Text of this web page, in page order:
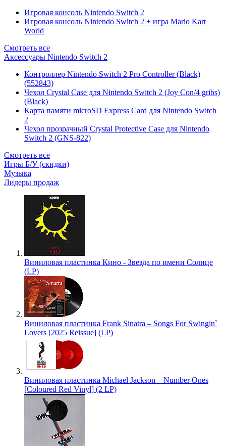
Игровая консоль Nintendo Switch 2
Игровая консоль Nintendo Switch 2 + игра Mario Kart
World
Смотреть все
Аксессуары Nintendo Switch 2
Контроллер Nintendo Switch 2 Pro Controller (Black)
(552843)
Чехол Сrystal Сase для Nintendo Switch 2 (Joy Con/4 gribs)
(Black)
Карта памяти microSD Express Card для Nintendo Switch
2
Чехол прозрачный Crystal Protective Case для Nintendo
Switch 2 (GNS-822)
Смотреть все
Игры Б/У (скидки)
Музыка
Лидеры продаж
Виниловая пластинка Кино - Звезда по имени Солнце
(LP)
Виниловая пластинка Frank Sinatra – Songs For Swingin`
Lovers [2025 Reissue] (LP)
Виниловая пластинка Michael Jackson – Number Ones
[Coloured Red Vinyl] (2 LP)